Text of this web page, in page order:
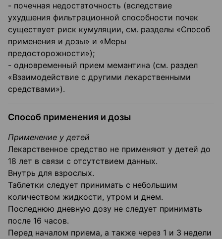
- почечная недостаточность (вследствие
ухудшения фильтрационной способности почек
существует риск кумуляции, см. разделы «Способ
применения и дозы» и «Меры
предосторожности»);
- одновременный прием мемантина (см. раздел
«Взаимодействие с другими лекарственными
средствами»).
Способ применения и дозы
Применение у детей
Лекарственное средство не применяют у детей до
18 лет в связи с отсутствием данных.
Внутрь для взрослых.
Таблетки следует принимать с небольшим
количеством жидкости, утром и днем.
Последнюю дневную дозу не следует принимать
после 16 часов.
Перед началом приема, а также через 1 и 3 недели